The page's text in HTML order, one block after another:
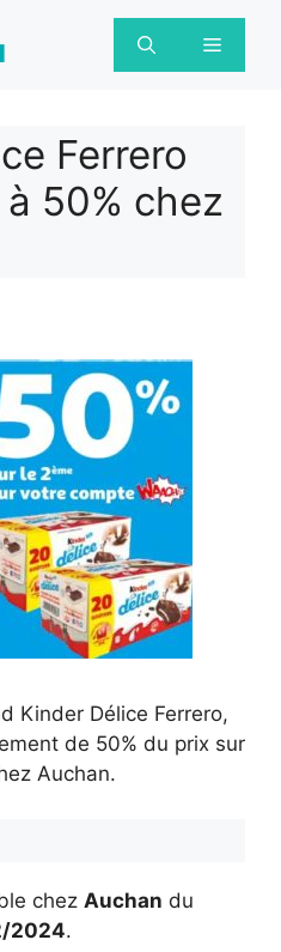
Menu
Ferrero
50% chez
Kinder Délice Ferrero,
de 50% du prix sur
Auchan.
chez Auchan du
2024.